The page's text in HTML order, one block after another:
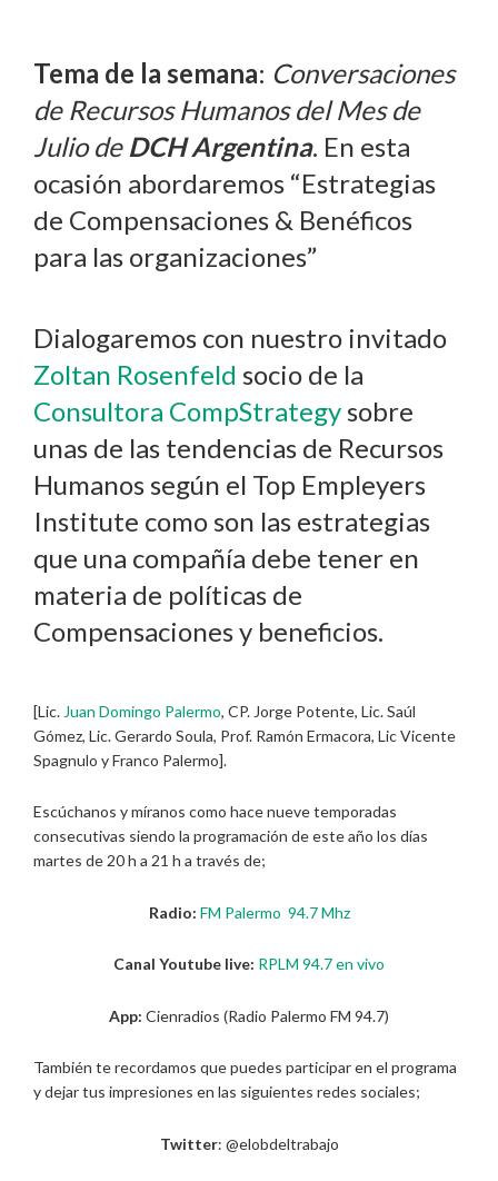
Tema de la semana: Conversaciones
de Recursos Humanos del Mes de
Julio de DCH Argentina. En esta
ocasión abordaremos “Estrategias
de Compensaciones & Benéficos
para las organizaciones”
Dialogaremos con nuestro invitado
Zoltan Rosenfeld socio de la
Consultora CompStrategysobre
unas de las tendencias de Recursos
Humanos según el Top Empleyers
Institute como son las estrategias
que una compañía debe tener en
materia de políticas de
Compensaciones y beneficios.
[Lic. Juan Domingo Palermo, CP. Jorge Potente, Lic. Saúl
Gómez, Lic. Gerardo Soula, Prof. Ramón Ermacora, Lic Vicente
Spagnulo y Franco Palermo].
Escúchanos y míranos como hace nueve temporadas
consecutivas siendo la programación de este año los días
martes de 20 h a 21 h a través de;
Radio: FM Palermo 94.7 Mhz
Canal Youtube live: RPLM 94.7 en vivo
App: Cienradios (Radio Palermo FM 94.7)
También te recordamos que puedes participar en el programa
y dejar tus impresiones en las siguientes redes sociales;
Twitter: @elobdeltrabajo